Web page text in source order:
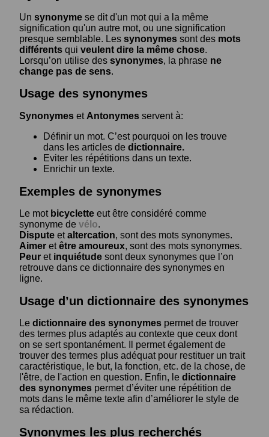
Un synonyme se dit d'un mot qui a la même
signification qu'un autre mot, ou une signification
presque semblable. Les synonymes sont des mots
différents qui veulent dire la même chose.
Lorsqu’on utilise des synonymes, la phrase ne
change pas de sens.
Usage des synonymes
Synonymes et Antonymes servent à:
Définir un mot. C’est pourquoi on les trouve
dans les articles de dictionnaire.
Eviter les répétitions dans un texte.
Enrichir un texte.
Exemples de synonymes
Le mot bicyclette eut être considéré comme
synonyme de vélo.
Dispute etaltercation, sont des mots synonymes.
Aimer etêtre amoureux, sont des mots synonymes.
Peur et inquiétude sont deux synonymes que l’on
retrouve dans ce dictionnaire des synonymes en
ligne.
Usage d’un dictionnaire des synonymes
Le dictionnaire des synonymes permet de trouver
des termes plus adaptés au contexte que ceux dont
on se sert spontanément. Il permet également de
trouver des termes plus adéquat pour restituer un trait
caractéristique, le but, la fonction, etc. de la chose, de
l'être, de l'action en question. Enfin, le dictionnaire
des synonymes permet d’éviter une répétition de
mots dans le même texte afin d’améliorer le style de
sa rédaction.
Synonymes les plus recherchés